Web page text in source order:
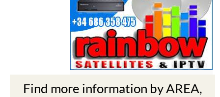
Find more information by AREA,